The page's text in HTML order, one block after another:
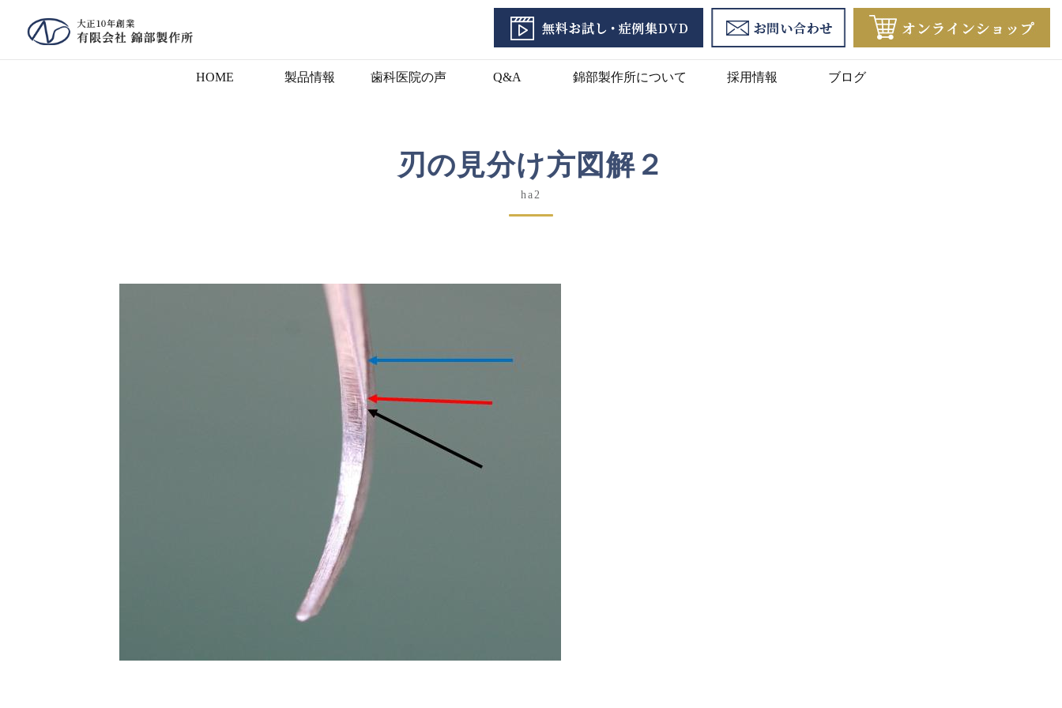
HOME 製品情報 歯科医院の声 Q&A 錦部製作所について 採用情報 ブログ
刃の見分け方図解２
ha2